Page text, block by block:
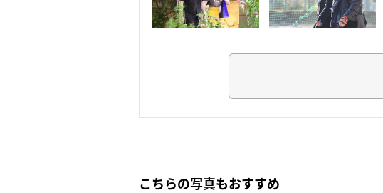
こちらの写真もおすすめ